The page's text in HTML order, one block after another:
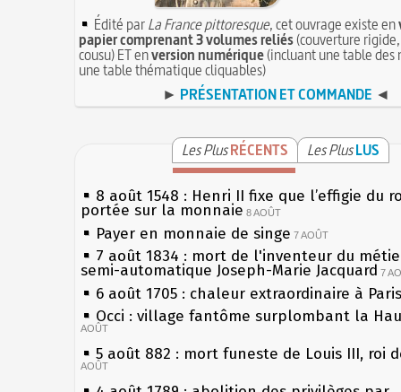
Édité parLa France pittoresque, cet ouvrage existe en
papier comprenant 3 volumes reliés(couverture
cousu) ET enversion numérique(incluant une table des
une table thématique cliquables)
► PRÉSENTATION ET COMMANDE ◄
Les PlusRÉCENTS Les PlusLUS
8 août 1548 : Henri II fixe que l’effigie du
portée sur la monnaie 8 AOÛT
Payer en monnaie de singe 7 AOÛT
7 août 1834 : mort de l'inventeur du
semi-automatique Joseph-Marie Jacquard 7
6 août 1705 : chaleur extraordinaire à Paris
Occi : village fantôme surplombant la
AOÛT
5 août 882 : mort funeste de Louis III, roi
AOÛT